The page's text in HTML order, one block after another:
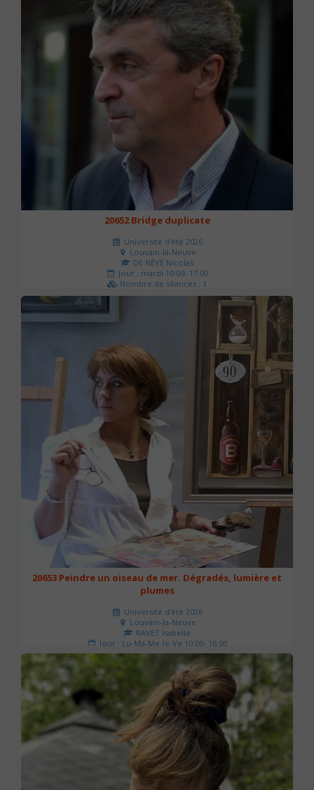
20652 Bridge duplicate
Université d'été 2026
Louvain-la-Neuve
DE NÈVE Nicolas
Jour : mardi 10:00- 17:00
Nombre de séances : 1
50 €
20653 Peindre un oiseau de mer. Dégradés, lumière et
plumes
Université d'été 2026
Louvain-la-Neuve
RAVET Isabelle
Jour : Lu-Ma-Me-Je-Ve 10:00- 16:00
Nombre de séances : 2